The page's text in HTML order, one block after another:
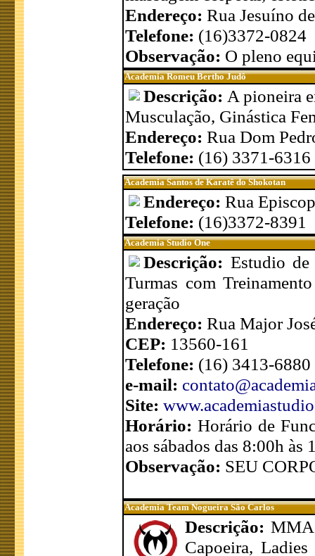
Endereço: Rua Jesuíno
Telefone: (16)3372-0824
Observação: O pleno
Academia Romeu Bertho Judô
Descrição: A pioneira
Musculação, Ginástica
Endereço: Rua Dom
Telefone: (16) 3371-6316
Academia Santos de Karatê do Shokotan
Endereço: Rua
Telefone: (16)3372-8391
Academia Studio One
Descrição: Estudio
Turmas com
geração
Endereço: Rua Major
CEP: 13560-161
Telefone: (16) 3413-6880
e-mail:
Site:
Horário:Horário de
aos sábados das 8:00h às
Observação: SEU
Academia Team Nogueira São Carlos
Descrição:
Capoeira,